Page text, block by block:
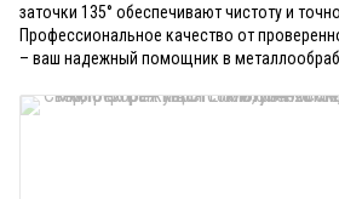
заточки 135° обеспечивают чистоту и
Профессиональное качество от
– ваш надежный помощник в